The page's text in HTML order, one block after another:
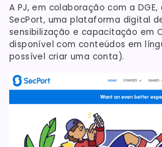
A PJ, em colaboração com a
SecPort, uma plataforma digital
sensibilização e capacitação em
disponível com conteúdos em
possível criar uma conta).